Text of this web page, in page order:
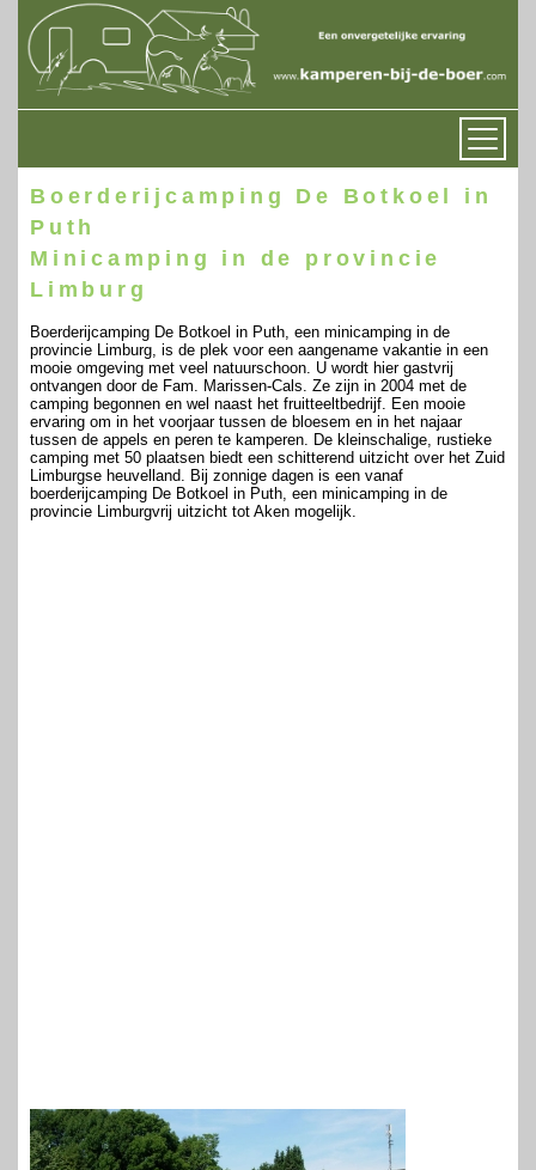
Boerderijcamping De Botkoel in
Puth
Minicamping in de provincie
Limburg
Boerderijcamping De Botkoel in Puth, een minicamping in de
provincie Limburg, is de plek voor een aangename vakantie in een
mooie omgeving met veel natuurschoon. U wordt hier gastvrij
ontvangen door de Fam. Marissen-Cals. Ze zijn in 2004 met de
camping begonnen en wel naast het fruitteeltbedrijf. Een mooie
ervaring om in het voorjaar tussen de bloesem en in het najaar
tussen de appels en peren te kamperen. De kleinschalige, rustieke
camping met 50 plaatsen biedt een schitterend uitzicht over het Zuid
Limburgse heuvelland. Bij zonnige dagen is een vanaf
boerderijcamping De Botkoel in Puth, een minicamping in de
provincie Limburgvrij uitzicht tot Aken mogelijk.